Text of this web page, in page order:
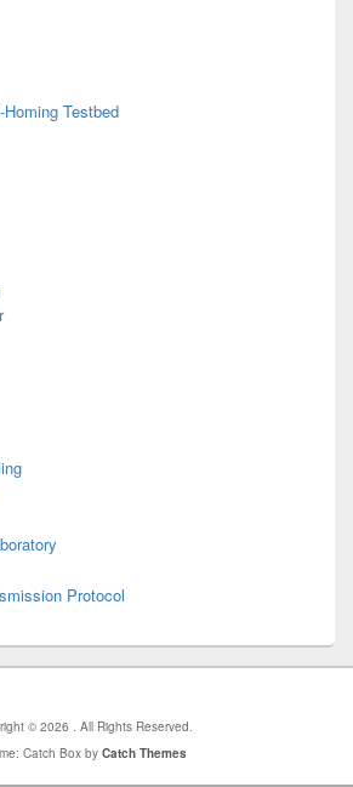
Testbed
Protocol
© 2026 . All Rights Reserved.
Catch Box by Catch Themes